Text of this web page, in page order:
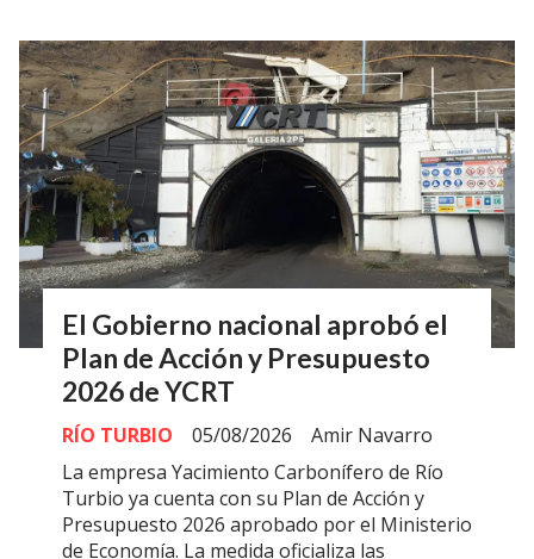
El Gobierno nacional aprobó el
Plan de Acción y Presupuesto
2026 de YCRT
Amir Navarro
RÍO TURBIO
05/08/2026
La empresa Yacimiento Carbonífero de Río
Turbio ya cuenta con su Plan de Acción y
Presupuesto 2026 aprobado por el Ministerio
de Economía. La medida oficializa las